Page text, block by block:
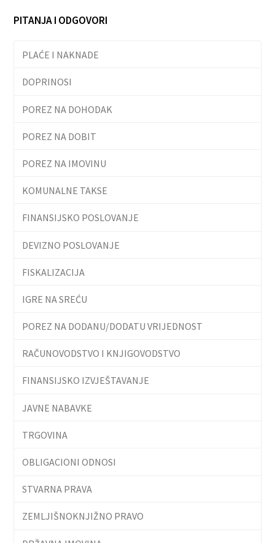
PITANJA I ODGOVORI
PLAĆE I NAKNADE
DOPRINOSI
POREZ NA DOHODAK
POREZ NA DOBIT
POREZ NA IMOVINU
KOMUNALNE TAKSE
FINANSIJSKO POSLOVANJE
DEVIZNO POSLOVANJE
FISKALIZACIJA
IGRE NA SREĆU
POREZ NA DODANU/DODATU VRIJEDNOST
RAČUNOVODSTVO I KNJIGOVODSTVO
FINANSIJSKO IZVJEŠTAVANJE
JAVNE NABAVKE
TRGOVINA
OBLIGACIONI ODNOSI
STVARNA PRAVA
ZEMLJIŠNOKNJIŽNO PRAVO